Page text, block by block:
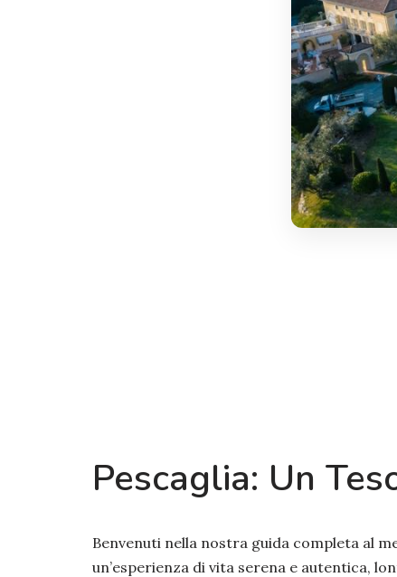
Pescaglia: Un
Benvenuti nella nostra guida completa al
un’esperienza di vita serena e autentica,